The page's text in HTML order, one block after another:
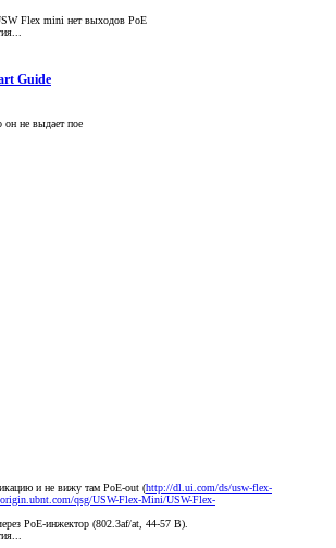
Flex mini нет выходов PoE
Guide
он не выдает пое
и не вижу там PoE-out (http://dl.ui.com/ds/usw-flex-
qsg/USW-Flex-Mini/USW-Flex-
PoE-инжектор (802.3af/at, 44-57 В).